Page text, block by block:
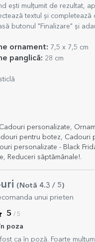
ești mulțumit de rezultat,
textul și completează
butonul "Finalizare" și
ornament: 7,5 x 7,5 cm
panglică: 28 cm
sticlă
Cadouri personalizate,
pentru botez, Cadouri
personalizate - Black
, Reduceri săptămânale!.
uri (Notă 4.3 / 5)
unui prieten
5 / 5
poza
ca în poză. Foarte